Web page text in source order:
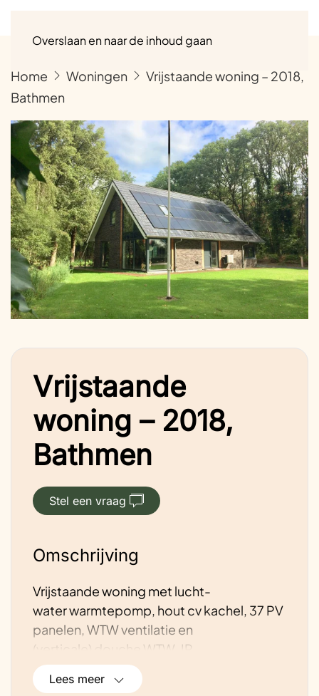
Overslaan en naar de inhoud gaan
Home Woningen
Vrijstaande woning – 2018,
Bathmen
Vrijstaande
woning – 2018,
Bathmen
Stel een vraag
Omschrijving
Vrijstaande woning met lucht-
water warmtepomp, hout cv kachel, 37 PV
panelen, WTW ventilatie en
(verticale) douche WTW, IR
verwarmingspanelen slaapkamers. We
hebben de woning casco laten bouwen
Lees meer